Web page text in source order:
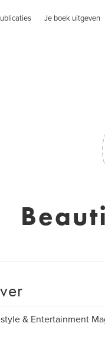
Je boek uitgeven
& Entertainment